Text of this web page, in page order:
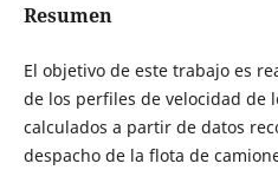
Resumen
El objetivo de este trabajo es
de los perfiles de velocidad de
calculados a partir de datos
despacho de la flota de